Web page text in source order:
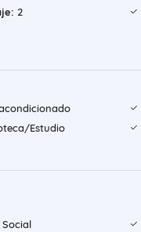
2
Estudio
Social